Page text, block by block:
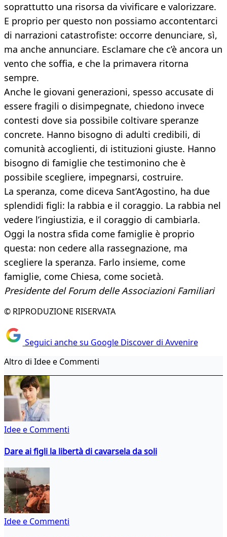
soprattutto una risorsa da vivificare e valorizzare.
E proprio per questo non possiamo accontentarci
di narrazioni catastrofiste: occorre denunciare, sì,
ma anche annunciare. Esclamare che c’è ancora un
vento che soffia, e che la primavera ritorna
sempre.
Anche le giovani generazioni, spesso accusate di
essere fragili o disimpegnate, chiedono invece
contesti dove sia possibile coltivare speranze
concrete. Hanno bisogno di adulti credibili, di
comunità accoglienti, di istituzioni giuste. Hanno
bisogno di famiglie che testimonino che è
possibile scegliere, impegnarsi, costruire.
La speranza, come diceva Sant’Agostino, ha due
splendidi figli: la rabbia e il coraggio. La rabbia nel
vedere l’ingiustizia, e il coraggio di cambiarla.
Oggi la nostra sfida come famiglie è proprio
questa: non cedere alla rassegnazione, ma
scegliere la speranza. Farlo insieme, come
famiglie, come Chiesa, come società.
Presidente del Forum delle Associazioni Familiari
© RIPRODUZIONE RISERVATA
Seguici anche su Google Discover di Avvenire
Altro di Idee e Commenti
Idee e Commenti
Dare ai figli la libertà di cavarsela da soli
Idee e Commenti